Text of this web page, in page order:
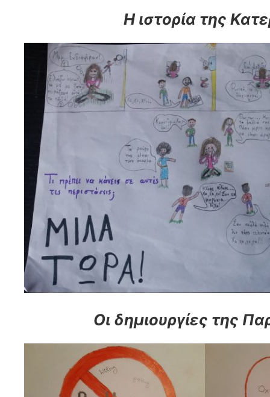
Η ιστορία της
Οι δημιουργίες της